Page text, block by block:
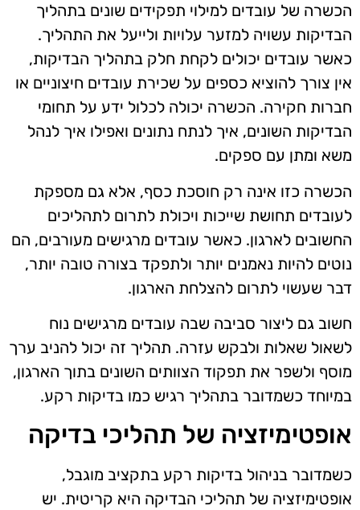
הכשרה של עובדים למילוי תפקידים שונים בתהליך
הבדיקות עשויה למזער עלויות ולייעל את התהליך.
כאשר עובדים יכולים לקחת חלק בתהליך הבדיקות,
אין צורך להוציא כספים על שכירת עובדים חיצוניים או
חברות חקירה. הכשרה יכולה לכלול ידע על תחומי
הבדיקות השונים, איך לנתח נתונים ואפילו איך לנהל
משא ומתן עם ספקים.
הכשרה כזו אינה רק חוסכת כסף, אלא גם מספקת
לעובדים תחושת שייכות ויכולת לתרום לתהליכים
החשובים לארגון. כאשר עובדים מרגישים מעורבים, הם
נוטים להיות נאמנים יותר ולתפקד בצורה טובה יותר,
דבר שעשוי לתרום להצלחת הארגון.
חשוב גם ליצור סביבה שבה עובדים מרגישים נוח
לשאול שאלות ולבקש עזרה. תהליך זה יכול להניב ערך
מוסף ולשפר את תפקוד הצוותים השונים בתוך הארגון,
במיוחד כשמדובר בתהליך רגיש כמו בדיקות רקע.
אופטימיזציה של תהליכי בדיקה
כשמדובר בניהול בדיקות רקע בתקציב מוגבל,
אופטימיזציה של תהליכי הבדיקה היא קריטית. יש